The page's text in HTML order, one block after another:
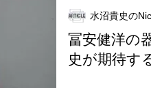
水沼貴史の
冨安健洋の
史が期待す